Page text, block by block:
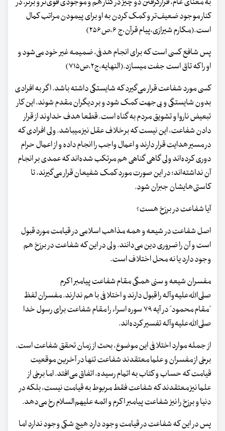
کنار موجود ضعیف‌تر و کمک کردن به او برای پیمودن مراتب کمال
است.(مکارم شیرازی،پیام قرآن،ج ۶،ص۲۵۶)
پس شافع کسی است که برای انجام هدفی، ضمیمه غیر خود می‌شود و
او را که تاق است جفت می­سازد.(النهایه،ج۲،ص۷۱۵)
کسی مورد شفاعت قرار می‌گیرد که شایستگی داشته باشد. اگر به افرادی
بدون شایستگی و بی‌جهت کمک شود و بر دیگران مقدم شوند، این کار
تبعیض ناروا و تشویق مردم به گناه است. قطعا هدف خداوند از قرار
دادن شفاعت، این نیست که برخلاف عقل نیز می‎باشد. ولی افرادی که
در مسیر هدایت قرار دارند و اعمال واجب را انجام داده و از اعمال حرام
دوری کرده‌اند ولی گاهی گناهی هم مرتکب شده‌اند که عمدی بر انجام
آن نداشته‌اند؛ در این صورت مورد کمک شفیعان قرار می‌گیرند، تا
کاستی‌هایشان جبران شود.
آیا شفاعت در برزخ هست؟
اصل شفاعت در شیعه و همه مذاهب اسلامی در قیامت مورد قبول
است و آن را ضروری دین می‌دانند. ولی در این که شفاعت در برزخ هم
وجود دارد یا نه محل اختلاف است.
مفسران شیعه و سنی همگی مقام شفاعت پیامبر اکرم
صلی‌الله‌علیه‌وآله را قبول دارند و اختلافی با هم ندارند. مفسران لفظ
"مقام محمود" در آیه ۷۹ سوره اسراء را مقام شفاعت برای رسول خدا
صلی‌الله‌علیه‌وآله تفسیر کرده‌اند.
از جمله موارد اختلافی این موضوع، بحث از زمان تحقق شفاعت است.
برخی از مفسران و علما معتقدند شفاعت تنها در آخرین موقعیت
قیامت که حساب و کتاب به اتمام رسیده، اتفاق می‌افتد. اما برخی از
علما نیز معتقدند که شفاعت فقط مربوط به قیامت نیست، بلکه در
دنیا و برزخ را نیز شفاعت پیامبر اکرم و ائمه علیهم‌السلام رخ می‌دهد.
پس در این که شفاعت در قیامت وجود دارد هیچ شکی وجود ندارد اما